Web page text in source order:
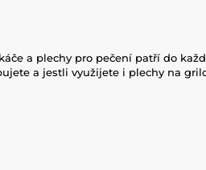
a plechy pro pečení patří do
a jestli využijete i plechy na